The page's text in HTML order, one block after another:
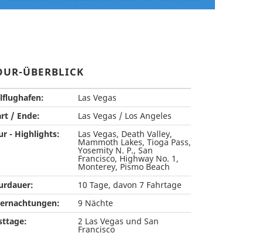
ÜBERBLICK
Las Vegas
/ Ende:
Las Vegas / Los Angeles
- Highlights:
Las Vegas, Death Valley,
Mammoth Lakes, Tioga Pass,
Yosemity N. P., San
Francisco, Highway No. 1,
Monterey, Pismo Beach
10 Tage, davon 7 Fahrtage
9 Nächte
2 Las Vegas und San
Francisco